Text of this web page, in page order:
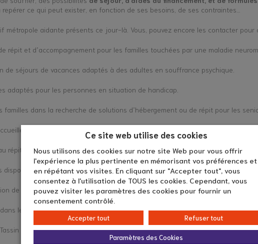
repérer ce qui peut exister, en fonction de ses besoins, de ses contraintes…
métropole aidante présents ce jour-là. Vous, pouvez encore les contacter
répit et d’accompagnement pour les familles touchées par une maladie
de séjours de vacances adaptés à des adultes en souffrance psychique.
adaptés pour les personnes en situation de handicap.
familles dans la recherche de solutions d’hébergement ou de répit pour les
des personnes âgées dépendantes ou en situation de handicap.
répit accessibles via la retraite complémentaire.
dispositifs de répit spécifiques pour les aidants accompagnant une personne
de locations de vacances dédiée aux personnes à mobilité réduite et à leurs
leur quotidien, avec des séjours de répit et des temps de parole.
la Demi-Lune pour accueillir les enfants et adultes de moins de 60 ans
Ce site web utilise des cookies
Nous utilisons des cookies sur notre site Web pour vous offrir
l'expérience la plus pertinente en mémorisant vos préférences et
en répétant vos visites. En cliquant sur "Accepter tout", vous
consentez à l'utilisation de TOUS les cookies. Cependant, vous
pouvez visiter les paramètres des cookies pour fournir un
consentement contrôlé.
Accepter tout Refuser tout
Paramètres des Cookies